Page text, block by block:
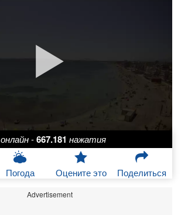
онлайн-667.181 нажатия
Погода Оцените это Поделиться
Advertisement